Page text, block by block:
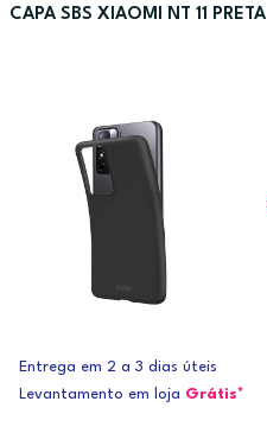
CAPA SBS XIAOMI NT 11 PRETA
Entrega em 2 a 3 dias úteis
Levantamento em loja Grátis*